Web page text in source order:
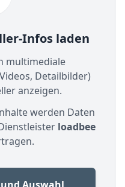
Infos laden
multimediale
Detailbilder)
anzeigen.
werden Daten
loadbee